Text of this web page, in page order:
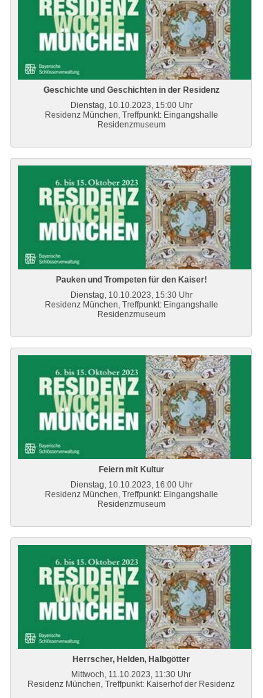
Geschichte und Geschichten in der Residenz
Dienstag, 10.10.2023, 15:00 Uhr
Residenz München, Treffpunkt: Eingangshalle
Residenzmuseum
Pauken und Trompeten für den Kaiser!
Dienstag, 10.10.2023, 15:30 Uhr
Residenz München, Treffpunkt: Eingangshalle
Residenzmuseum
Feiern mit Kultur
Dienstag, 10.10.2023, 16:00 Uhr
Residenz München, Treffpunkt: Eingangshalle
Residenzmuseum
Herrscher, Helden, Halbgötter
Mittwoch, 11.10.2023, 11:30 Uhr
Residenz München, Treffpunkt: Kaiserhof der Residenz